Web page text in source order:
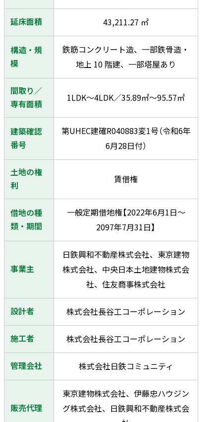
延床面積 43,211.27 ㎡
構造・規
模
鉄筋コンクリート造、一部鉄骨造・
地上 10 階建、一部塔屋あり
間取り／
専有面積
1LDK～4LDK／35.89㎡～95.57㎡
建築確認
番号
第UHEC建確R040883変1号（令和6年
6月28日付）
土地の権
利
賃借権
借地の種
類・期間
一般定期借地権【2022年6月1日～
2097年7月31日】
事業主
日鉄興和不動産株式会社、東京建物
株式会社、中央日本土地建物株式会
社、住友商事株式会社
設計者 株式会社長谷工コーポレーション
施工者 株式会社長谷工コーポレーション
管理会社 株式会社日鉄コミュニティ
販売代理
東京建物株式会社、伊藤忠ハウジン
グ株式会社、日鉄興和不動産株式会